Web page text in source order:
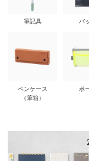
筆記具
ペンケース
（筆箱）
バ
ポ